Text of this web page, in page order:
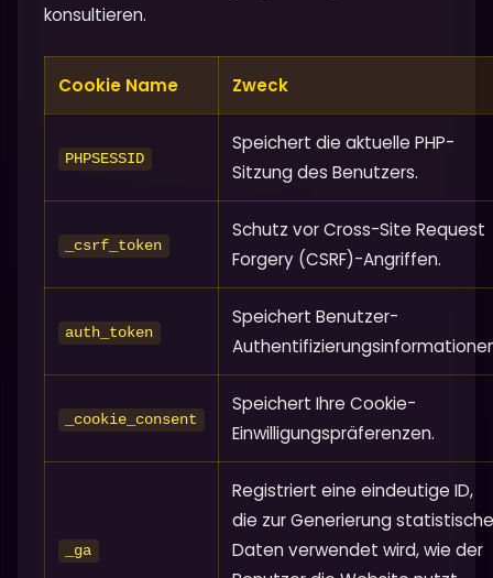
konsultieren.
Cookie Name Zweck
PHPSESSID
Speichert die aktuelle PHP-
Sitzung des Benutzers.
_csrf_token
Schutz vor Cross-Site Request
Forgery (CSRF)-Angriffen.
auth_token
Speichert Benutzer-
_cookie_consent
Speichert Ihre Cookie-
Einwilligungspräferenzen.
_ga
Registriert eine eindeutige ID,
die zur Generierung
Daten verwendet wird, wie der